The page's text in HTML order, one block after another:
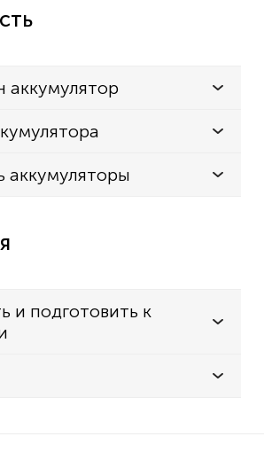
аккумулятор
аккумуляторы
и подготовить к